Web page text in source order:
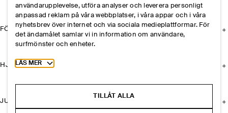
FÖRETAGET
HJÄLP
JURIDISK INFORMATION
användarupplevelse, utföra analyser och leverera personligt
anpassad reklam på våra webbplatser, i våra appar och i våra
nyhetsbrev över internet och via sociala medieplattformar. För
det ändamålet samlar vi in information om användare,
surfmönster och enheter.
Toggle more cookie information
LÄS MER
TILLÅT ALLA